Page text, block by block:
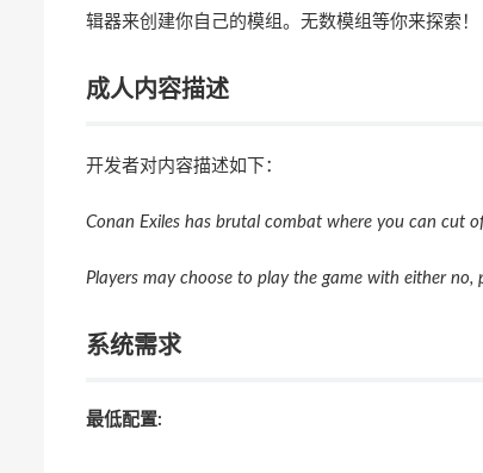
辑器来创建你自己的模组。无数模组等你来探索！
成人内容描述
开发者对内容描述如下：
Conan Exiles has brutal combat where you can cut
Players may choose to play the game with either
系统需求
最低配置: